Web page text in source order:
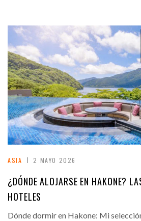
ASIA 2 MAYO 2026
¿DÓNDE ALOJARSE EN HAKONE?
HOTELES
Dónde dormir en Hakone: Mi